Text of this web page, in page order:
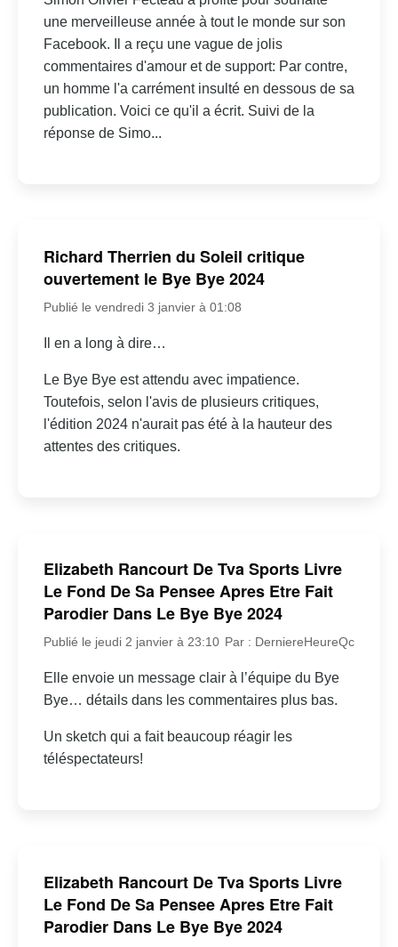
une merveilleuse année à tout le monde sur son
Facebook. Il a reçu une vague de jolis
commentaires d'amour et de support: Par contre,
un homme l'a carrément insulté en dessous de sa
publication. Voici ce qu'il a écrit. Suivi de la
réponse de Simo...
Richard Therrien du Soleil critique
ouvertement le Bye Bye 2024
Publié le vendredi 3 janvier à 01:08
Il en a long à dire…
Le Bye Bye est attendu avec impatience.
Toutefois, selon l'avis de plusieurs critiques,
l'édition 2024 n'aurait pas été à la hauteur des
attentes des critiques.
Elizabeth Rancourt De Tva Sports Livre
Le Fond De Sa Pensee Apres Etre Fait
Parodier Dans Le Bye Bye 2024
Publié le jeudi 2 janvier à 23:10 Par : DerniereHeureQc
Elle envoie un message clair à l’équipe du Bye
Bye… détails dans les commentaires plus bas.
Un sketch qui a fait beaucoup réagir les
téléspectateurs!
Elizabeth Rancourt De Tva Sports Livre
Le Fond De Sa Pensee Apres Etre Fait
Parodier Dans Le Bye Bye 2024